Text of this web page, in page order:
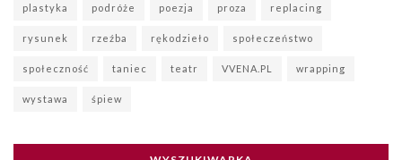
plastyka podróże poezja proza replacing
rysunek rzeźba rękodzieło społeczeństwo
społeczność taniec teatr VVENA.PL wrapping
wystawa śpiew